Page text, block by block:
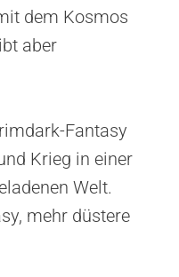
dem Kosmos
aber
Fantasy
Krieg in einer
Welt.
mehr düstere